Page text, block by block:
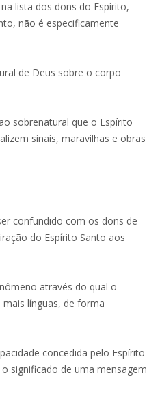
lista dos dons do Espírito,
não é especificamente
de Deus sobre o corpo
sobrenatural que o Espírito
sinais, maravilhas e obras
confundido com os dons de
do Espírito Santo aos
através do qual o
línguas, de forma
concedida pelo Espírito
significado de uma mensagem